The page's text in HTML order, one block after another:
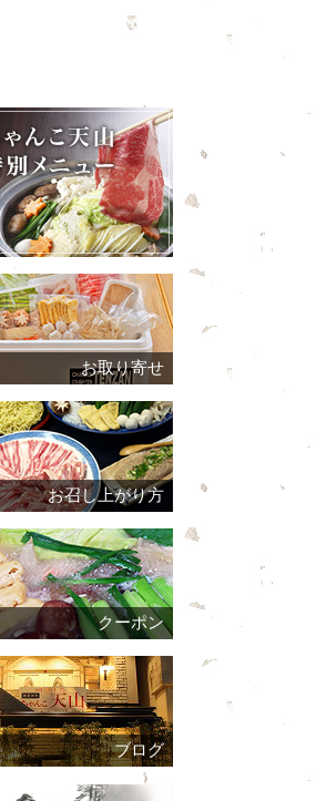
お取り寄せ
お召し上がり方
クーポン
ブログ